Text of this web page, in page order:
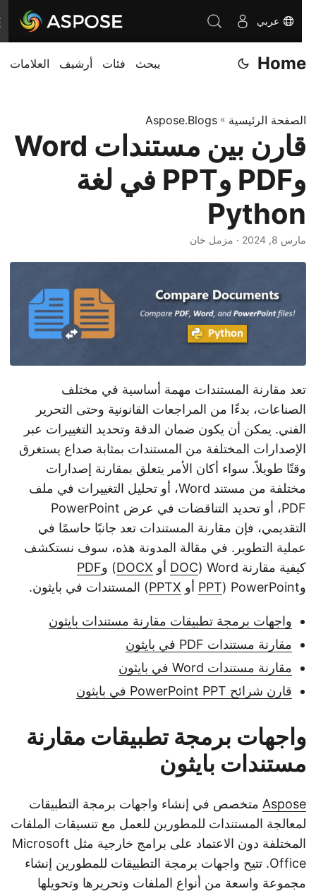
عربي
Home يبحث فئات أرشيف العلامات
الصفحة الرئيسية»
Aspose.Blogs
قارن بين مستندات Word
وPDF وPPT في لغة
Python
مارس 8, 2024 · مزمل خان
تعد مقارنة المستندات مهمة أساسية في مختلف
الصناعات، بدءًا من المراجعات القانونية وحتى التحرير
الفني. يمكن أن يكون ضمان الدقة وتحديد التغييرات عبر
الإصدارات المختلفة من المستندات بمثابة صداع يستغرق
وقتًا طويلاً. سواء أكان الأمر يتعلق بمقارنة إصدارات
مختلفة من مستند Word، أو تحليل التغييرات في ملف
PDF، أو تحديد التناقضات في عرض PowerPoint
التقديمي، فإن مقارنة المستندات تعد جانبًا حاسمًا في
عملية التطوير. في مقالة المدونة هذه، سوف نستكشف
كيفية مقارنة Word (
DOCأوDOCX) و PDF
PPTأوPPTX) المستندات في بايثون.
واجهات برمجة تطبيقات مقارنة مستندات بايثون
مقارنة مستندات PDF في بايثون
مقارنة مستندات Word في بايثون
قارن شرائح PowerPoint PPT في بايثون
واجهات برمجة تطبيقات مقارنة
مستندات بايثون
Asposeمتخصص في إنشاء واجهات برمجة التطبيقات
لمعالجة المستندات للمطورين للعمل مع تنسيقات الملفات
المختلفة دون الاعتماد على برامج خارجية مثل Microsoft
Office. تتيح واجهات برمجة التطبيقات للمطورين إنشاء
مجموعة واسعة من أنواع الملفات وتحريرها وتحويلها